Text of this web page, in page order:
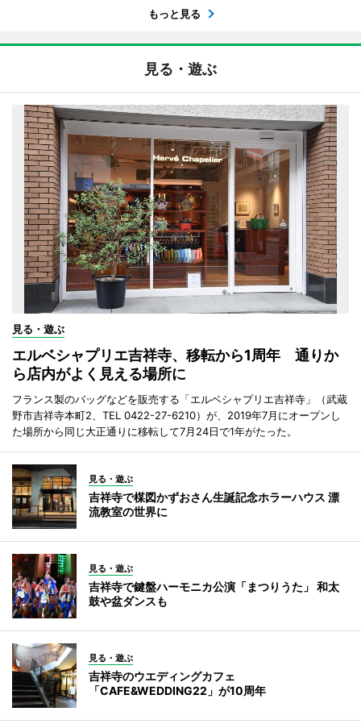
もっと見る
見る・遊ぶ
見る・遊ぶ
エルベシャプリエ吉祥寺、移転から1周年 通りか
ら店内がよく見える場所に
フランス製のバッグなどを販売する「エルベシャプリエ吉祥寺」（武蔵
野市吉祥寺本町2、TEL 0422-27-6210）が、2019年7月にオープンし
た場所から同じ大正通りに移転して7月24日で1年がたった。
見る・遊ぶ
吉祥寺で楳図かずおさん生誕記念ホラーハウス 漂
流教室の世界に
見る・遊ぶ
吉祥寺で鍵盤ハーモニカ公演「まつりうた」 和太
鼓や盆ダンスも
見る・遊ぶ
吉祥寺のウエディングカフェ
「CAFE&WEDDING22」が10周年